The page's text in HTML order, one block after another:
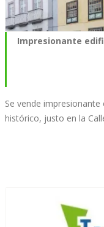
Impresionante
Se vende
histórico, justo en la